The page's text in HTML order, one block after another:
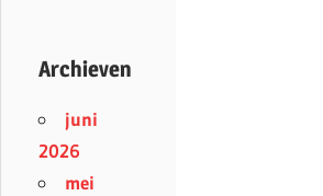
Archieven
juni
2026
mei